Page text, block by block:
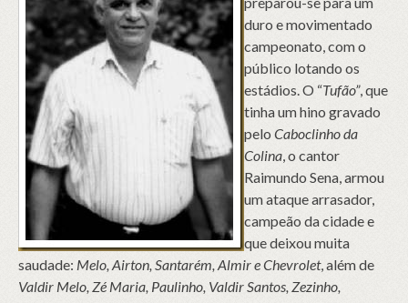
duro e movimentado
campeonato, com o
público lotando os
estádios. O “Tufão”, que
tinha um hino gravado
pelo Caboclinho da
Colina, o cantor
Raimundo Sena, armou
um ataque arrasador,
campeão da cidade e
que deixou muita
saudade: Melo, Airton, Santarém, Almir e Chevrolet, além de
Valdir Melo, Zé Maria, Paulinho, Valdir Santos, Zezinho,